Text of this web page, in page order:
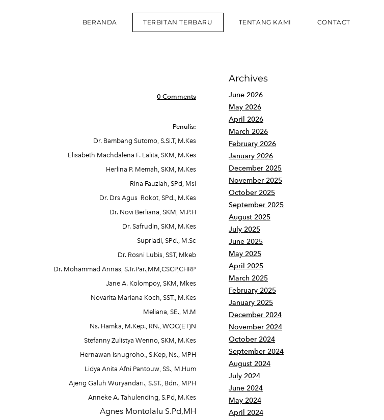
BERANDA TERBITAN TERBARU TENTANG KAMI CONTACT
0 Comments
Penulis:
Dr. Bambang Sutomo, S.Si.T, M.Kes
Elisabeth Machdalena F. Lalita, SKM, M.Kes
Herlina P. Memah, SKM, M.Kes
Rina Fauziah, SPd, Msi
Dr. Drs Agus Rokot, SPd., M.Kes
Dr. Novi Berliana, SKM, M.P.H
Dr. Safrudin, SKM, M.Kes
Supriadi, SPd., M.Sc
Dr. Rosni Lubis, SST, Mkeb
Dr. Mohammad Annas, S.Tr.Par.,MM,CSCP,CHRP
Jane A. Kolompoy, SKM, Mkes
Novarita Mariana Koch, SST., M.Kes
Meliana, SE., M.M
Ns. Hamka, M.Kep., RN., WOC(ET)N
Stefanny Zulistya Wenno, SKM, M.Kes
Hernawan Isnugroho., S.Kep, Ns., MPH
Lidya Anita Afni Pantouw, SS., M.Hum
Ajeng Galuh Wuryandari., S.ST., Bdn., MPH
Anneke A. Tahulending, S.Pd, M.Kes
Agnes Montolalu S.Pd,MH
Archives
June 2026
May 2026
April 2026
March 2026
February 2026
January 2026
December 2025
November 2025
October 2025
September 2025
August 2025
July 2025
June 2025
May 2025
April 2025
March 2025
February 2025
January 2025
December 2024
November 2024
October 2024
September 2024
August 2024
July 2024
June 2024
May 2024
April 2024